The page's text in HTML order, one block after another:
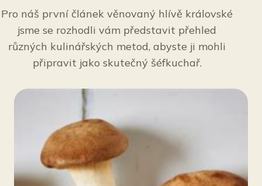
Pro náš první článek věnovaný hlívě královské
jsme se rozhodli vám představit přehled
různých kulinářských metod, abyste ji mohli
připravit jako skutečný šéfkuchař.